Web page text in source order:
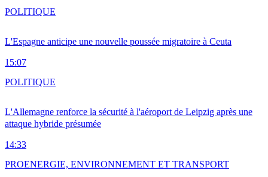
L'Espagne anticipe une nouvelle poussée migratoire à Ceuta
15:07
POLITIQUE
L'Allemagne renforce la sécurité à l'aéroport de Leipzig après une
attaque hybride présumée
14:33
POLITIQUE
PROENERGIE, ENVIRONNEMENT ET TRANSPORT